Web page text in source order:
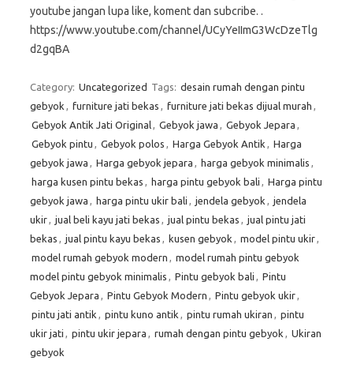
youtube jangan lupa like, koment dan subcribe. .
https://www.youtube.com/channel/UCyYeIImG3WcDzeTlg
d2gqBA
Category: Uncategorized Tags: desain rumah dengan pintu
gebyok , furniture jati bekas , furniture jati bekas dijual murah ,
Gebyok Antik Jati Original, Gebyok jawa , Gebyok Jepara ,
Gebyok pintu , Gebyok polos , Harga Gebyok Antik , Harga
gebyok jawa , Harga gebyok jepara , harga gebyok minimalis ,
harga kusen pintu bekas , harga pintu gebyok bali , Harga pintu
gebyok jawa , harga pintu ukir bali , jendela gebyok , jendela
ukir, jual beli kayu jati bekas , jual pintu bekas , jual pintu jati
bekas , jual pintu kayu bekas , kusen gebyok , model pintu ukir,
model rumah gebyok modern , model rumah pintu gebyok
model pintu gebyok minimalis , Pintu gebyok bali , Pintu
Gebyok Jepara , Pintu Gebyok Modern , Pintu gebyok ukir,
pintu jati antik , pintu kuno antik , pintu rumah ukiran , pintu
ukir jati , pintu ukir jepara , rumah dengan pintu gebyok , Ukiran
gebyok